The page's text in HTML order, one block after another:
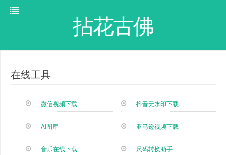
拈花古佛
在线工具
微信视频下载 抖音无水印下载
AI图库 亚马逊视频下载
音乐在线下载 尺码转换助手